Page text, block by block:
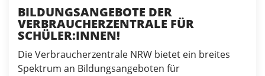
BILDUNGSANGEBOTE DER
VERBRAUCHERZENTRALE FÜR
SCHÜLER:INNEN!
Die Verbraucherzentrale NRW bietet ein breites
Spektrum an Bildungsangeboten für